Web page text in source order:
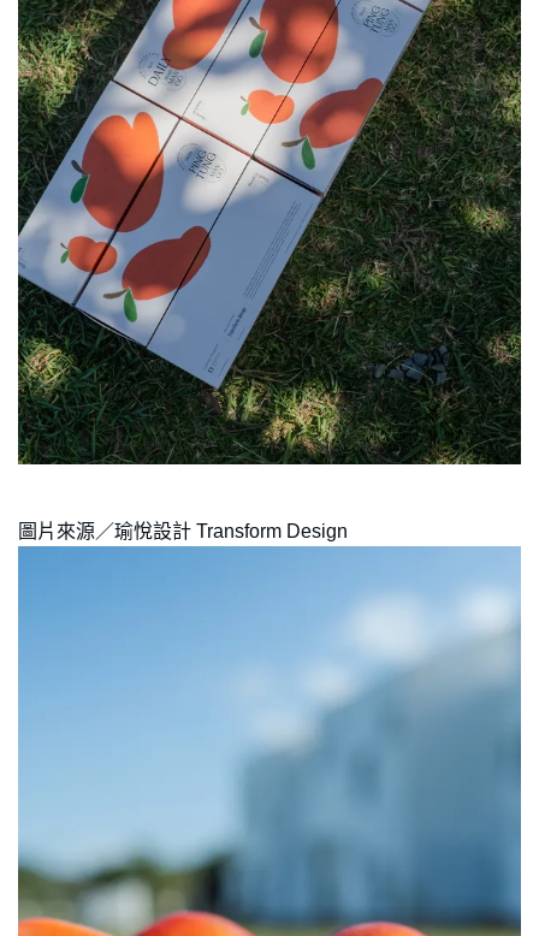
圖片來源／瑜悅設計 Transform Design